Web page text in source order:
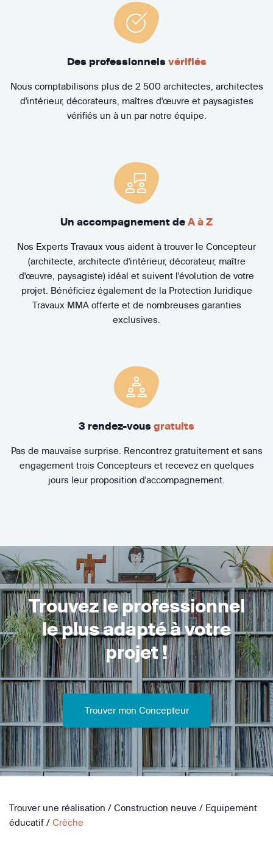
Des professionnels vérifiés
Nous comptabilisons plus de 2 500 architectes, architectes
d'intérieur, décorateurs, maîtres d'œuvre et paysagistes
vérifiés un à un par notre équipe.
Un accompagnement de A à Z
Nos Experts Travaux vous aident à trouver le Concepteur
(architecte, architecte d'intérieur, décorateur, maître
d'œuvre, paysagiste) idéal et suivent l'évolution de votre
projet. Bénéficiez également de la Protection Juridique
Travaux MMA offerte et de nombreuses garanties
exclusives.
3 rendez-vous gratuits
Pas de mauvaise surprise. Rencontrez gratuitement et sans
engagement trois Concepteurs et recevez en quelques
jours leur proposition d'accompagnement.
Trouvez le professionnel
le plus adapté à votre
projet !
Trouver mon Concepteur
Trouver une réalisation / Construction neuve / Equipement
éducatif / Crèche